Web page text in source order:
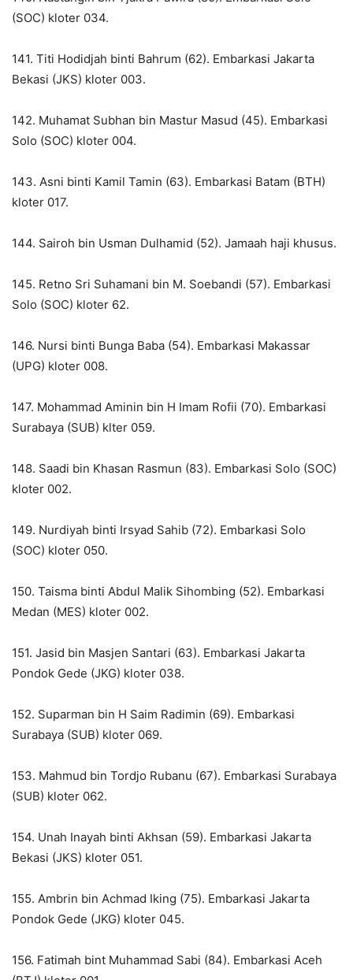
(SOC) kloter 034.
141. Titi Hodidjah binti Bahrum (62). Embarkasi Jakarta
Bekasi (JKS) kloter 003.
142. Muhamat Subhan bin Mastur Masud (45). Embarkasi
Solo (SOC) kloter 004.
143. Asni binti Kamil Tamin (63). Embarkasi Batam (BTH)
kloter 017.
144. Sairoh bin Usman Dulhamid (52). Jamaah haji khusus.
145. Retno Sri Suhamani bin M. Soebandi (57). Embarkasi
Solo (SOC) kloter 62.
146. Nursi binti Bunga Baba (54). Embarkasi Makassar
(UPG) kloter 008.
147. Mohammad Aminin bin H Imam Rofii (70). Embarkasi
Surabaya (SUB) klter 059.
148. Saadi bin Khasan Rasmun (83). Embarkasi Solo (SOC)
kloter 002.
149. Nurdiyah binti Irsyad Sahib (72). Embarkasi Solo
(SOC) kloter 050.
150. Taisma binti Abdul Malik Sihombing (52). Embarkasi
Medan (MES) kloter 002.
151. Jasid bin Masjen Santari (63). Embarkasi Jakarta
Pondok Gede (JKG) kloter 038.
152. Suparman bin H Saim Radimin (69). Embarkasi
Surabaya (SUB) kloter 069.
153. Mahmud bin Tordjo Rubanu (67). Embarkasi Surabaya
(SUB) kloter 062.
154. Unah Inayah binti Akhsan (59). Embarkasi Jakarta
Bekasi (JKS) kloter 051.
155. Ambrin bin Achmad Iking (75). Embarkasi Jakarta
Pondok Gede (JKG) kloter 045.
156. Fatimah bint Muhammad Sabi (84). Embarkasi Aceh